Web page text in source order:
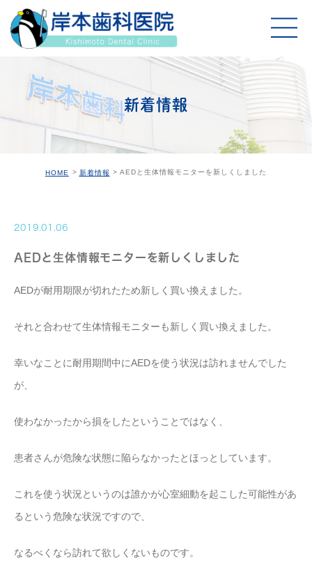
新着情報
HOME 新着情報 AEDと生体情報モニターを新しくしました
2019.01.06
AEDと生体情報モニターを新しくしました
AEDが耐用期限が切れたため新しく買い換えました。
それと合わせて生体情報モニターも新しく買い換えました。
幸いなことに耐用期間中にAEDを使う状況は訪れませんでした
が、
使わなかったから損をしたということではなく、
患者さんが危険な状態に陥らなかったとほっとしています。
これを使う状況というのは誰かが心室細動を起こした可能性があ
るという危険な状況ですので、
なるべくなら訪れて欲しくないものです。